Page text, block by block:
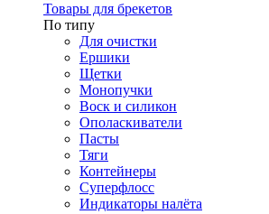
Товары для брекетов
По типу
Для очистки
Ершики
Щетки
Монопучки
Воск и силикон
Ополаскиватели
Пасты
Тяги
Контейнеры
Суперфлосс
Индикаторы налёта